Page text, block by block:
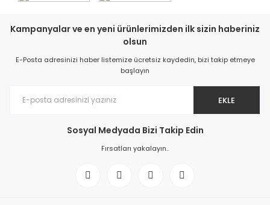
Kampanyalar ve en yeni ürünlerimizden ilk sizin haberiniz
olsun
E-Posta adresinizi haber listemize ücretsiz kaydedin, bizi takip etmeye
başlayın
EKLE
Sosyal Medyada Bizi Takip Edin
Fırsatları yakalayın..